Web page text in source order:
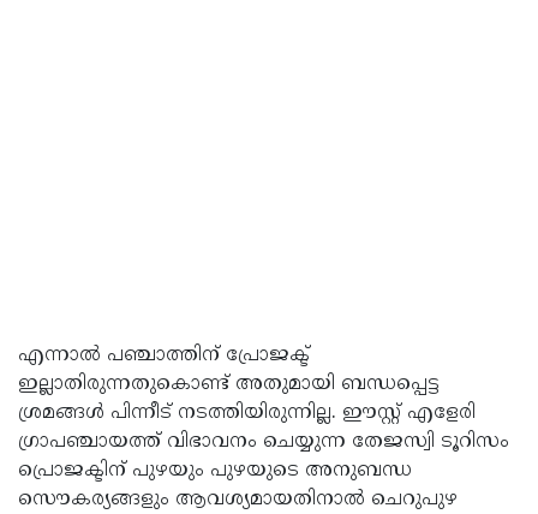
എന്നാല്‍ പഞ്ചാത്തിന് പ്രോജക്ട്
ഇല്ലാതിരുന്നതുകൊണ്ട് അതുമായി ബന്ധപ്പെട്ട
ശ്രമങ്ങള്‍ പിന്നീട് നടത്തിയിരുന്നില്ല. ഈസ്റ്റ് എളേരി
ഗ്രാപഞ്ചായത്ത് വിഭാവനം ചെയ്യുന്ന തേജസ്വി ടൂറിസം
പ്രൊജക്ടിന് പുഴയും പുഴയുടെ അനുബന്ധ
സൌകര്യങ്ങളും ആവശ്യമായതിനാല്‍ ചെറുപുഴ